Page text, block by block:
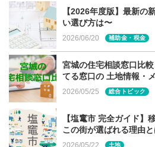
ペレットは持ち運びもしやすく
ん。燃料を補充する際は、ペレッ
で、使用時に手が汚れる心配もな
すい点が魅力の一つと言えるでし
自動着火やタイマー着
【2026年度版】最新の
い選び方は〜
2026/06/20 補助金・税金
宮城の住宅相談窓口比
てる窓口の 土地情報・
違い
2026/05/25 総合トピック
【塩竃市 完全ガイド】
この街が選ばれる理由と
2026/05/22 土地